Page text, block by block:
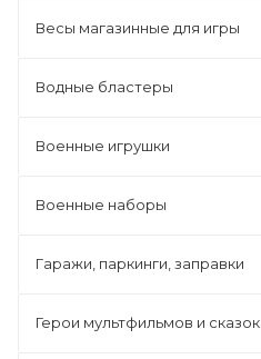
Весы магазинные для игры
Водные бластеры
Военные игрушки
Военные наборы
Гаражи, паркинги, заправки
Герои мультфильмов и сказок